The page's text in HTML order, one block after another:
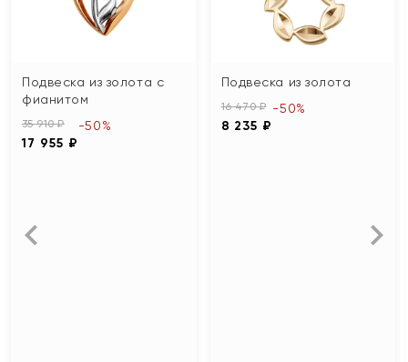
Подвеска из золота с
фианитом
35 910 ₽
17 955 ₽
-50%
Подвеска из золота
16 470 ₽
8 235 ₽
-50%